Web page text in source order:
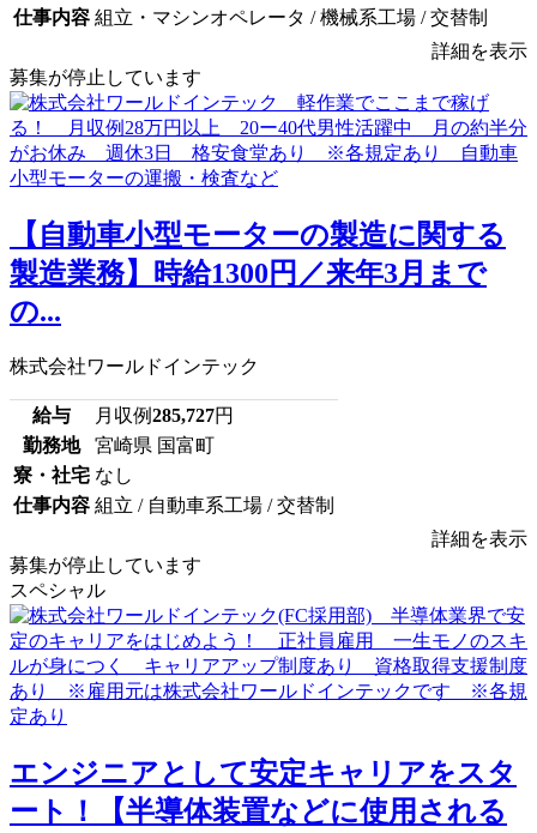
仕事内容 組立・マシンオペレータ / 機械系工場 / 交替制
詳細を表示
募集が停止しています
【自動車小型モーターの製造に関する
製造業務】時給1300円／来年3月まで
の...
株式会社ワールドインテック
給与 月収例285,727円
勤務地
宮崎県 国富町
寮・社宅 なし
仕事内容 組立 / 自動車系工場 / 交替制
詳細を表示
募集が停止しています
スペシャル
エンジニアとして安定キャリアをスタ
ート！【半導体装置などに使用される